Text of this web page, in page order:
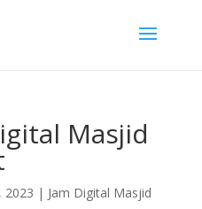
Masjid
2023 | Jam Digital Masjid